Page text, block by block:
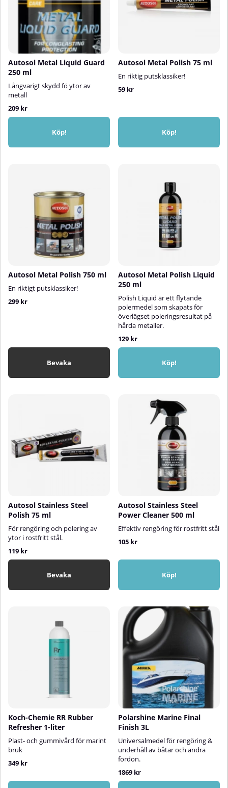
Autosol Metal Liquid Guard
250 ml
Långvarigt skydd fö ytor av
metall
209 kr
Köp!
Autosol Metal Polish 75 ml
En riktig putsklassiker!
59 kr
Köp!
Autosol Metal Polish 750 ml
En riktigt putsklassiker!
299 kr
Bevaka
Autosol Metal Polish Liquid
250 ml
Polish Liquid är ett flytande
polermedel som skapats för
överlägset poleringsresultat på
hårda metaller.
129 kr
Köp!
Autosol Stainless Steel
Polish 75 ml
För rengöring och polering av
ytor i rostfritt stål.
119 kr
Bevaka
Autosol Stainless Steel
Power Cleaner 500 ml
Effektiv rengöring för rostfritt stål
105 kr
Köp!
Koch-Chemie RR Rubber
Refresher 1-liter
Plast- och gummivård för marint
bruk
349 kr
Polarshine Marine Final
Finish 3L
Universalmedel för rengöring &
underhåll av båtar och andra
fordon.
1869 kr